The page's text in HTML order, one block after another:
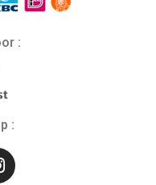
:
: